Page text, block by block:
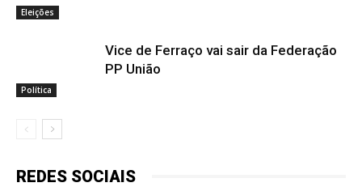
Eleições
Política
Vice de Ferraço vai sair da Federação
PP União
REDES SOCIAIS